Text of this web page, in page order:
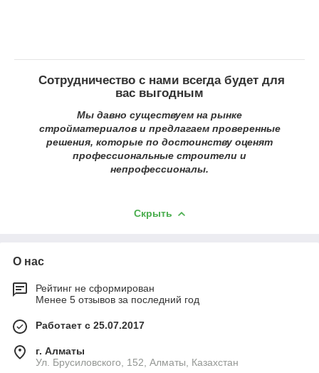
Сотрудничество с нами всегда будет для
вас выгодным
Мы давно существуем на рынке
стройматериалов и предлагаем проверенные
решения, которые по достоинству оценят
профессиональные строители и
непрофессионалы.
Скрыть
О нас
Рейтинг не сформирован
Менее 5 отзывов за последний год
Работает с 25.07.2017
г. Алматы
Ул. Брусиловского, 152, Алматы, Казахстан